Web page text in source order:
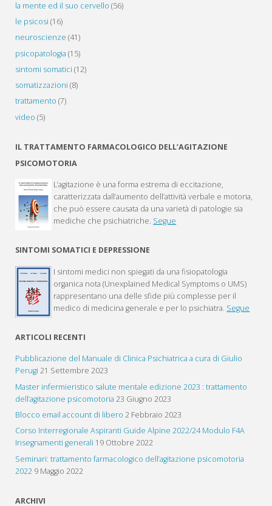
la mente ed il suo cervello (56)
le psicosi (16)
neuroscienze (41)
psicopatologia (15)
sintomi somatici (12)
somatizzazioni (8)
trattamento (7)
video (5)
IL TRATTAMENTO FARMACOLOGICO DELL’AGITAZIONE
PSICOMOTORIA
L’agitazione è una forma estrema di eccitazione,
caratterizzata dall’aumento dell’attività verbale e motoria,
che può essere causata da una varietà di patologie sia
mediche che psichiatriche. Segue
SINTOMI SOMATICI E DEPRESSIONE
I sintomi medici non spiegati da una fisiopatologia
organica nota (Unexplained Medical Symptoms o UMS)
rappresentano una delle sfide più complesse per il
medico di medicina generale e per lo psichiatra. Segue
ARTICOLI RECENTI
Pubblicazione del Manuale di Clinica Psichiatrica a cura di Giulio
Perugi 21 Settembre 2023
Master infermieristico salute mentale edizione 2023 : trattamento
dell’agitazione psicomotoria 23 Giugno 2023
Blocco email account di libero 2 Febbraio 2023
Corso Interregionale Aspiranti Guide Alpine 2022/24 Modulo F4A
Insegnamenti generali 19 Ottobre 2022
Seminari: trattamento farmacologico dell’agitazione psicomotoria
2022 9 Maggio 2022
ARCHIVI